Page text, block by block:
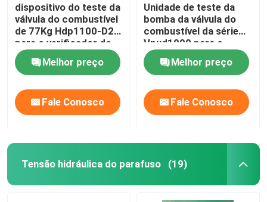
dispositivo do teste da
válvula do combustível
de 77Kg Hdp1100-D2
para o verificador do
motor diesel do CCM
Meb Mec MkMelhor preço
Fale Conosco
Unidade de teste da
bomba da válvula do
combustível da série
Vpud1000 para o
motor diesel do CCM
Meb Mec MkMelhor preço
Fale Conosco
Tensão hidráulica do parafuso (19)